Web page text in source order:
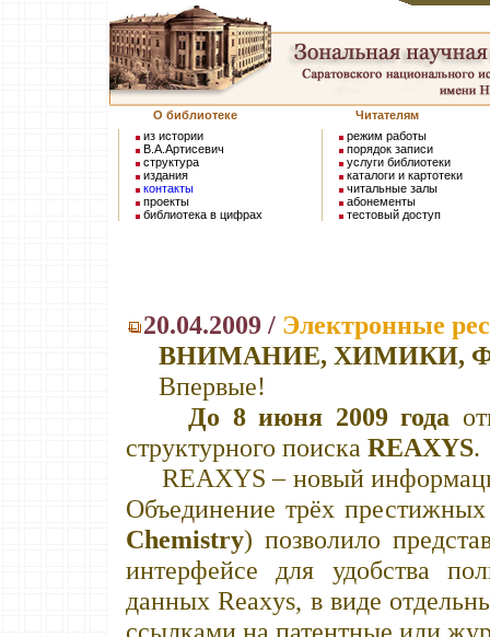
О библиотеке
Читателям
из истории
В.А.Артисевич
структура
издания
контакты
проекты
библиотека в цифрах
режим работы
порядок записи
услуги библиотеки
каталоги и картотеки
читальные залы
абонементы
тестовый доступ
20.04.2009 / Электронные
ВНИМАНИЕ, ХИМИКИ,
Впервые!
До 8 июня 2009 года
структурного поиска REAXYS.
REAXYS – новый
Объединение трёх
Chemistry) позволило
интерфейсе для удобства
данных Reaxys, в виде
ссылками на патентные или